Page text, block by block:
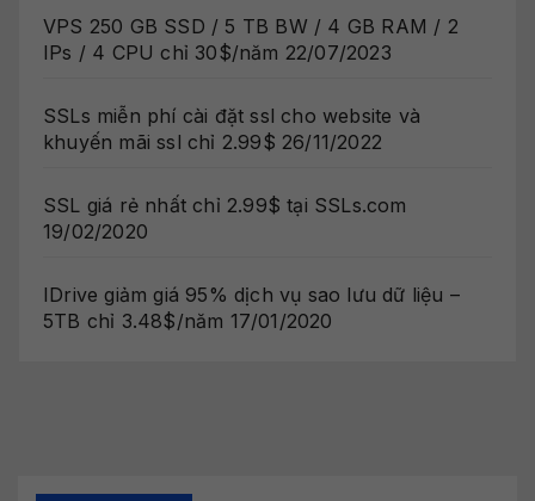
VPS 250 GB SSD / 5 TB BW / 4 GB RAM / 2
IPs / 4 CPU chỉ 30$/năm 22/07/2023
SSLs miễn phí cài đặt ssl cho website và
khuyến mãi ssl chỉ 2.99$ 26/11/2022
SSL giá rẻ nhất chỉ 2.99$ tại SSLs.com
19/02/2020
IDrive giảm giá 95% dịch vụ sao lưu dữ liệu –
5TB chỉ 3.48$/năm 17/01/2020